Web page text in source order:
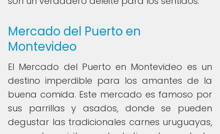
Mercado del Puerto en
Montevideo
El Mercado del Puerto en Montevideo es un
destino imperdible para los amantes de la
buena comida. Este mercado es famoso por
sus parrillas y asados, donde se pueden
degustar las tradicionales carnes uruguayas,